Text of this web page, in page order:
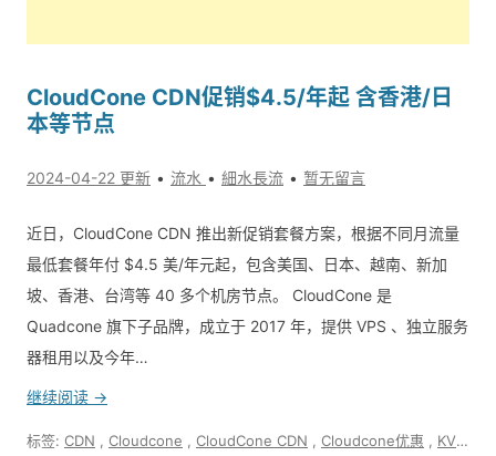
CloudCone CDN促销$4.5/年起 含香港/日
本等节点
2024-04-22 更新 流水 細水長流 暂无留言
近日，CloudCone CDN 推出新促销套餐方案，根据不同月流量
最低套餐年付 $4.5 美/年元起，包含美国、日本、越南、新加
坡、香港、台湾等 40 多个机房节点。 CloudCone 是
Quadcone 旗下子品牌，成立于 2017 年，提供 VPS 、独立服务
器租用以及今年…
继续阅读 →
标签: CDN Cloudcone CloudCone CDN Cloudcone优惠 KVM